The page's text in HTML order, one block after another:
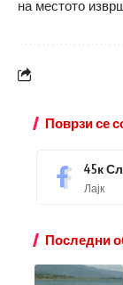
на местото
Поврзи се
45к
Лајк
Последни